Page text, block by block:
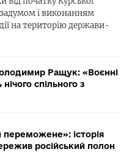
і виконанням
на територію держави-
Ращук: «Воєнні
спільного з
історія
російський полон